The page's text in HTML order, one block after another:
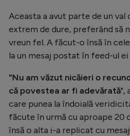
Auto
Rugby
Ciclism
Alte sporturi
JO 2024
Aceasta a avut parte de un
extrem de dure, preferând să
vreun fel. A făcut-o însă în
la un mesaj postat în feed-ul
"Nu am văzut nicăieri o
că povestea ar fi adevărată",
care punea la îndoială
făcute în urmă cu aproape 20
însă o alta i-a replicat cu